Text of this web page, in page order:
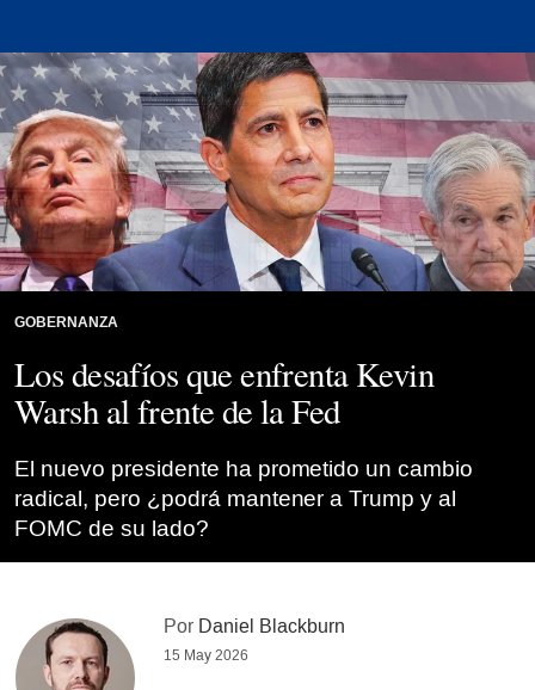
GOBERNANZA
Los desafíos que enfrenta Kevin
Warsh al frente de la Fed
El nuevo presidente ha prometido un cambio
radical, pero ¿podrá mantener a Trump y al
FOMC de su lado?
Por Daniel Blackburn
15 May 2026